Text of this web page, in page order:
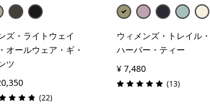
ズ・ライトウェイ
オールウェア・ギ・
ツ
: 4.9 / 5 (22レビュー
)
ウィメンズ・トレイル・
ハーバー・ティー
¥ 7,480
評価: 5.0 / 5 (13レビュー
)